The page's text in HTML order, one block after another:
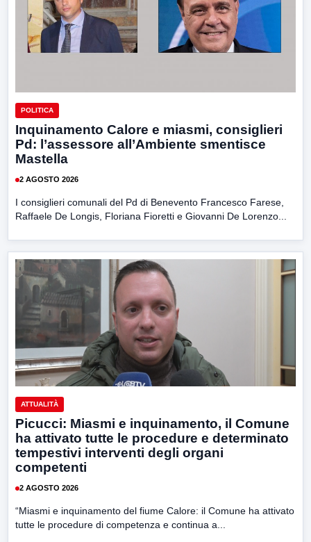
POLITICA
Inquinamento Calore e miasmi, consiglieri
Pd: l’assessore all’Ambiente smentisce
Mastella
2 AGOSTO 2026
I consiglieri comunali del Pd di Benevento Francesco Farese,
Raffaele De Longis, Floriana Fioretti e Giovanni De Lorenzo...
ATTUALITÀ
Picucci: Miasmi e inquinamento, il Comune
ha attivato tutte le procedure e determinato
tempestivi interventi degli organi
competenti
2 AGOSTO 2026
“Miasmi e inquinamento del fiume Calore: il Comune ha attivato
tutte le procedure di competenza e continua a...